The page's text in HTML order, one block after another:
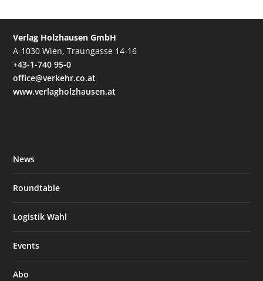
Verlag Holzhausen GmbH
A-1030 Wien, Traungasse 14-16
+43-1-740 95-0
office@verkehr.co.at
www.verlagholzhausen.at
News
Roundtable
Logistik Wahl
Events
Abo